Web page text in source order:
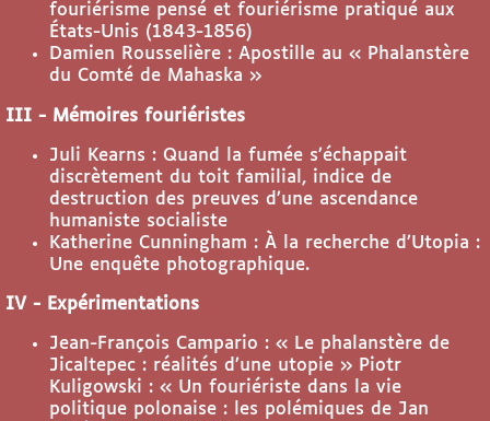
fouriérisme pensé et fouriérisme pratiqué aux
États-Unis (1843-1856)
Damien Rousselière : Apostille au « Phalanstère
du Comté de Mahaska »
III - Mémoires fouriéristes
Juli Kearns : Quand la fumée s’échappait
discrètement du toit familial, indice de
destruction des preuves d’une ascendance
humaniste socialiste
Katherine Cunningham : À la recherche d’Utopia :
Une enquête photographique.
IV - Expérimentations
Jean-François Campario : « Le phalanstère de
Jicaltepec : réalités d’une utopie » Piotr
Kuligowski : « Un fouriériste dans la vie
politique polonaise : les polémiques de Jan